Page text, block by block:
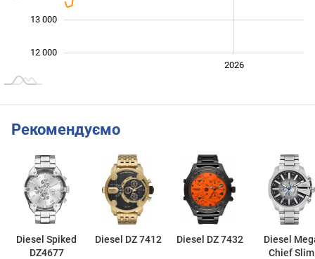
12 000
13 000
2026
Рекомендуємо
Diesel Spiked
DZ4677
Diesel DZ 7412 Diesel DZ 7432
Diesel
Chief Slim